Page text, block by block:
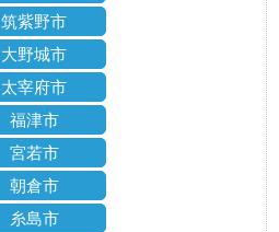
筑紫野市
大野城市
太宰府市
福津市
宮若市
朝倉市
糸島市